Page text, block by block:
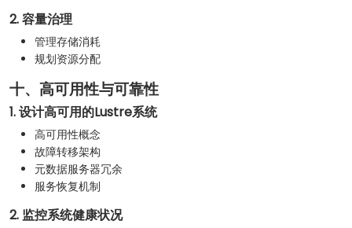
2. 容量治理
管理存储消耗
规划资源分配
十、高可用性与可靠性
1. 设计高可用的Lustre系统
高可用性概念
故障转移架构
元数据服务器冗余
服务恢复机制
2. 监控系统健康状况